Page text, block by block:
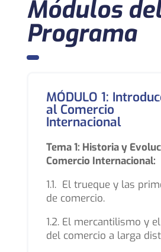
Módulos
Programa
MÓDULO 1:
al Comercio
Internacional
Tema 1: Historia y
Comercio Internacional:
1.1. El trueque y las
de comercio.
1.2. El mercantilismo y
del comercio a larga